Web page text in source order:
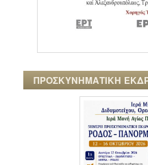
ΠΡΟΣΚΥΝΗΜΑΤΙΚΗ